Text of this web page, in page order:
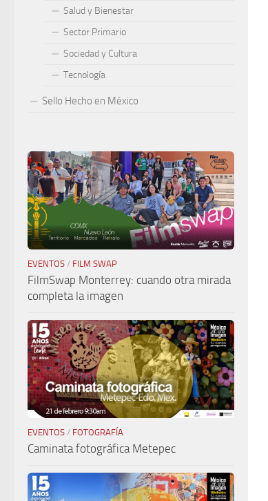
Salud y Bienestar
Sector Primario
Sociedad y Cultura
Tecnología
Sello Hecho en México
EVENTOS / FILM SWAP
FilmSwap Monterrey: cuando otra mirada
completa la imagen
EVENTOS / FOTOGRAFÍA
Caminata fotográfica Metepec